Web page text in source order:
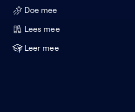
Doe mee
Lees mee
Leer mee